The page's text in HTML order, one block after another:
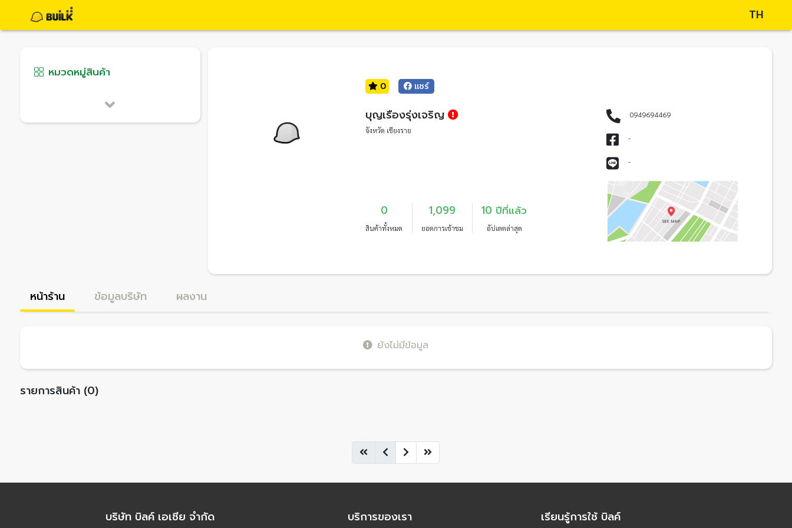
TH
หมวดหมู่สินค้า
0 แชร์
บุญเรืองรุ่งเจริญ
จังหวัด เชียงราย
0
สินค้าทั้งหมด
1,099
ยอดการเข้าชม
10 ปีที่แล้ว
อัปเดตล่าสุด
0949694469
-
-
หน้าร้าน ข้อมูลบริษัท ผลงาน
ยังไม่มีข้อมูล
รายการสินค้า (0)
บริษัท บิลค์ เอเชีย จำกัด บริการของเรา เรียนรู้การใช้ บิลค์